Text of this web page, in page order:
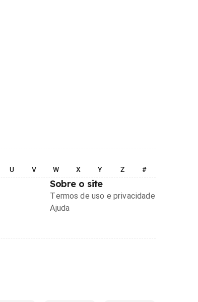
U V W X Y Z #
Sobre o site
Termos de uso e privacidade
Ajuda